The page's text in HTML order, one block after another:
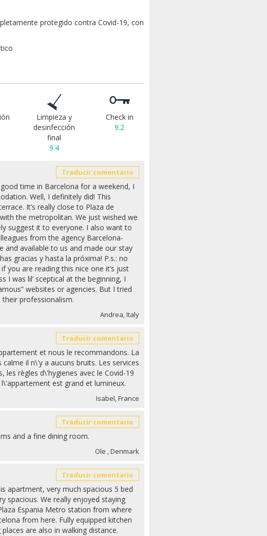
protegido contra Covid-19, con
Limpieza y
desinfección
final
9.4
Check in
9.2
Traducir comentario
time in Barcelona for a weekend, I
Well, I definitely did! This
It’s really close to Plaza de
the metropolitan. We just wished we
suggest it to everyone. I also want to
from the agency Barcelona-
and available to us and made our stay
gracias y hasta la próxima! P.s.: no
you are reading this nice one it’s just
I was lil’ sceptical at the beginning, I
websites or agencies. But I tried
professionalism.
Andrea, Italy
Traducir comentario
et nous le recommandons. La
il n\'y a aucuns bruits. Les services
les règles d\'hygienes avec le Covid-19
est grand et lumineux.
Isabel, France
Traducir comentario
and a fine dining room.
Ole , Denmark
Traducir comentario
apartment, very much spacious 5 bed
spacious. We really enjoyed staying
Espania Metro station from where
from here. Fully equipped kitchen
are also in walking distance.